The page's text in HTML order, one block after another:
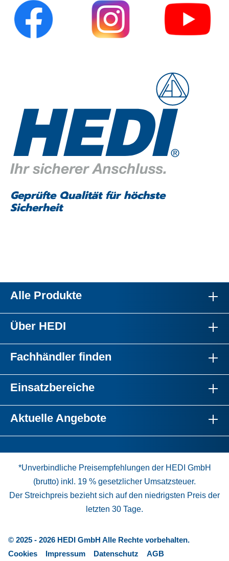
Geprüfte Qualität für höchste
Sicherheit
Alle Produkte
Über HEDI
Fachhändler finden
Einsatzbereiche
Aktuelle Angebote
*Unverbindliche Preisempfehlungen der HEDI GmbH
(brutto) inkl. 19 % gesetzlicher Umsatzsteuer.
Der Streichpreis bezieht sich auf den niedrigsten Preis der
letzten 30 Tage.
© 2025 - 2026 HEDI GmbH Alle Rechte vorbehalten.
Cookies
Impressum Datenschutz AGB